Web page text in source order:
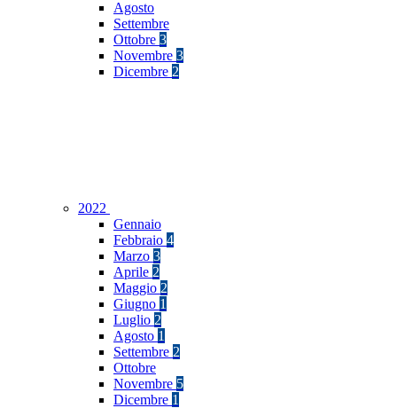
Agosto
Settembre
Ottobre 3
Novembre 3
Dicembre 2
2022
Gennaio
Febbraio 4
Marzo 3
Aprile 2
Maggio 2
Giugno 1
Luglio 2
Agosto 1
Settembre 2
Ottobre
Novembre 5
Dicembre 1